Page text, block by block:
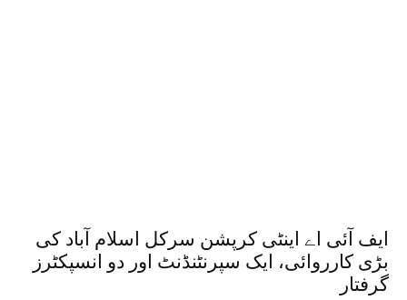
ایف آئی اے اینٹی کرپشن سرکل اسلام آباد کی
بڑی کارروائی، ایک سپرنٹنڈنٹ اور دو انسپکٹرز
گرفتار